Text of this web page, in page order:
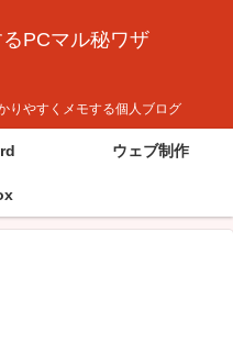
PCマル秘ワザ
りやすくメモする個人ブログ
ウェブ制作